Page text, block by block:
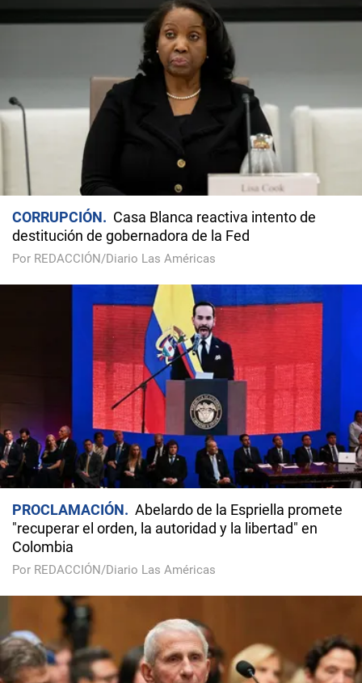
CORRUPCIÓN
Casa Blanca reactiva intento de
destitución de gobernadora de la Fed
Por REDACCIÓN/Diario Las Américas
PROCLAMACIÓN
Abelardo de la Espriella promete
"recuperar el orden, la autoridad y la libertad" en
Colombia
Por REDACCIÓN/Diario Las Américas